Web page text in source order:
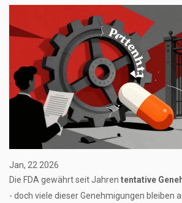
Jan, 22 2026
Die FDA gewährt seit Jahren tentative
- doch viele dieser Genehmigungen bleiben